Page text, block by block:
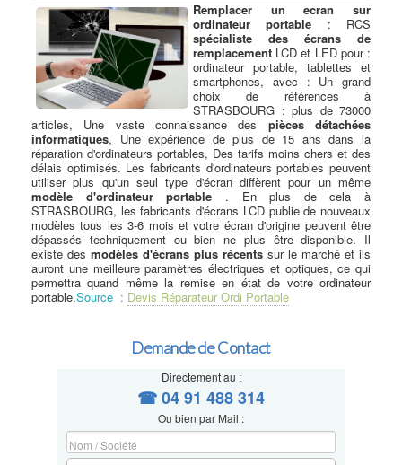
Remplacer un ecran sur
ordinateur portable : RCS
spécialiste des écrans de
remplacement LCD et LED pour :
ordinateur portable, tablettes et
smartphones, avec : Un grand
choix de références à
STRASBOURG : plus de 73000
articles, Une vaste connaissance des pièces détachées
informatiques, Une expérience de plus de 15 ans dans la
réparation d'ordinateurs portables, Des tarifs moins chers et des
délais optimisés. Les fabricants d'ordinateurs portables peuvent
utiliser plus qu'un seul type d'écran diffèrent pour un même
modèle d'ordinateur portable . En plus de cela à
STRASBOURG, les fabricants d'écrans LCD publie de nouveaux
modèles tous les 3-6 mois et votre écran d'origine peuvent être
dépassés techniquement ou bien ne plus être disponible. Il
existe des modèles d'écrans plus récents sur le marché et ils
auront une meilleure paramètres électriques et optiques, ce qui
permettra quand même la remise en état de votre ordinateur
portable.Source : Devis Réparateur Ordi Portable
Demande de Contact
Directement au :
☎ 04 91 488 314
Ou bien par Mail :